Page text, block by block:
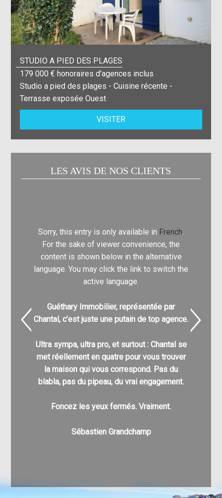
STUDIO A PIED DES PLAGES
179 000 € honoraires d'agences inclus
Studio a pied des plages - Cuisine récente -
Terrasse exposée Ouest
VISITER
LES AVIS DE NOS CLIENTS
Sorry, this entry is only available in French.
For the sake of viewer convenience, the
content is shown below in the alternative
language. You may click the link to switch the
active language.
Guéthary Immobilier, représentée par
Chantal, c’est juste une putain de top agence.
Ultra sympa, ultra pro, et surtout : Chantal se
met réellement en quatre pour vous trouver
la maison qui vous correspond. Pas du
blabla, pas du pipeau, du vrai engagement.
Foncez les yeux fermés. Vraiment.
Sébastien Grandchamp